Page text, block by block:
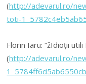
(http://adevarul.ro/
toti-
Florin Iaru: “žIdioții utili
(http://adevarul.ro/